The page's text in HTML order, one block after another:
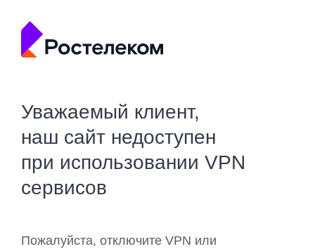
Уважаемый клиент,
наш сайт недоступен
при использовании VPN
сервисов
Пожалуйста, отключите VPN или